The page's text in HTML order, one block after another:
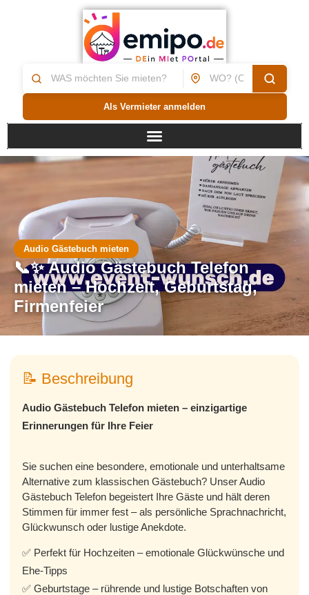
Als Vermieter anmelden
Audio Gästebuch mieten
📞✨ Audio Gästebuch Telefon
mieten – Hochzeit, Geburtstag,
Firmenfeier
📝 Beschreibung
Audio Gästebuch Telefon mieten – einzigartige
Erinnerungen für Ihre Feier
Sie suchen eine besondere, emotionale und unterhaltsame
Alternative zum klassischen Gästebuch? Unser Audio
Gästebuch Telefon begeistert Ihre Gäste und hält deren
Stimmen für immer fest – als persönliche Sprachnachricht,
Glückwunsch oder lustige Anekdote.
✅ Perfekt für Hochzeiten – emotionale Glückwünsche und
Ehe-Tipps
✅ Geburtstage – rührende und lustige Botschaften von